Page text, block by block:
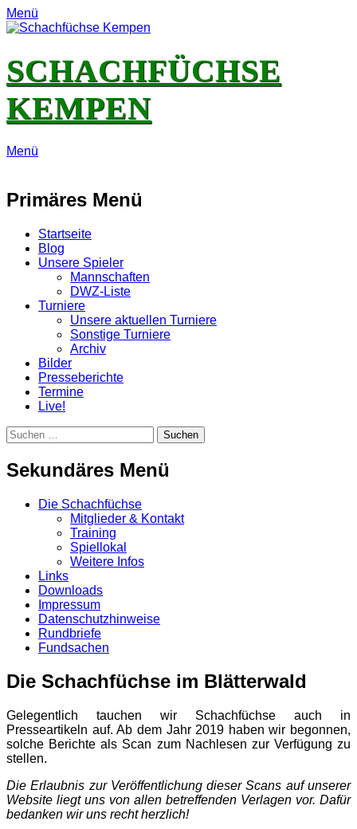
Menü
SCHACHFÜCHSE
KEMPEN
Menü
Primäres Menü
Zum
Inhalt
springen
Startseite
Blog
Unsere Spieler
Mannschaften
DWZ-Liste
Turniere
Unsere aktuellen Turniere
Sonstige Turniere
Archiv
Bilder
Presseberichte
Termine
Live!
Suchen
Suchen
nach:
Sekundäres Menü
Zum
Die Schachfüchse
Mitglieder & Kontakt
Training
Spiellokal
Weitere Infos
Links
Downloads
Impressum
Datenschutzhinweise
Rundbriefe
Fundsachen
Die Schachfüchse im Blätterwald
Gelegentlich tauchen wir Schachfüchse auch in
Presseartikeln auf. Ab dem Jahr 2019 haben wir begonnen,
solche Berichte als Scan zum Nachlesen zur Verfügung zu
stellen.
Die Erlaubnis zur Veröffentlichung dieser Scans auf unserer
Website liegt uns von allen betreffenden Verlagen vor. Dafür
bedanken wir uns recht herzlich!